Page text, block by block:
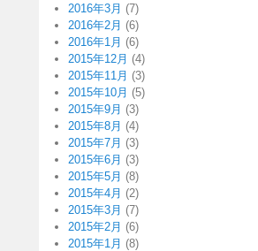
2016年3月 (7)
2016年2月 (6)
2016年1月 (6)
2015年12月 (4)
2015年11月 (3)
2015年10月 (5)
2015年9月 (3)
2015年8月 (4)
2015年7月 (3)
2015年6月 (3)
2015年5月 (8)
2015年4月 (2)
2015年3月 (7)
2015年2月 (6)
2015年1月 (8)